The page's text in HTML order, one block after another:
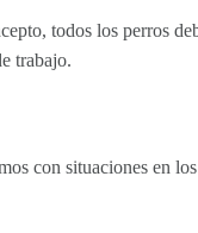
todos los perros
trabajo.
con situaciones en